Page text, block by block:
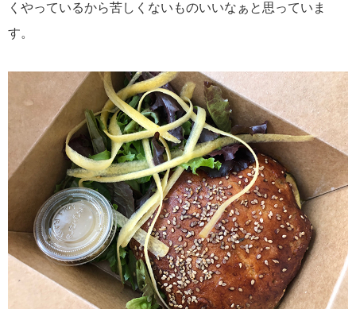
くやっているから苦しくないものいいなぁと思っていま
す。